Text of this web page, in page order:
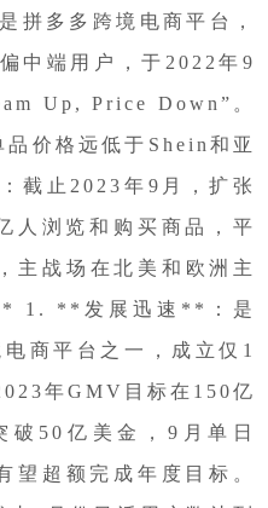
多多跨境电商平台，
中端用户，于2022年9
Up, Price Down”。
价格远低于Shein和亚
截止2023年9月，扩张
人浏览和购买商品，平
主战场在北美和欧洲主
1. **发展迅速**：是
商平台之一，成立仅1
年GMV目标在150亿
破50亿美金，9月单日
望超额完成年度目标。